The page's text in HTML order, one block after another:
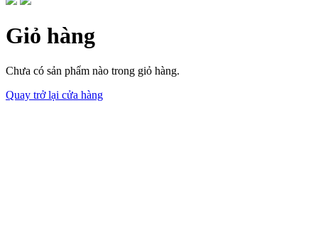
Giỏ hàng
Chưa có sản phẩm nào trong giỏ hàng.
Quay trở lại cửa hàng